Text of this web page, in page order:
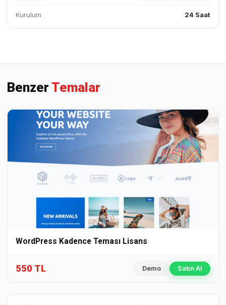
Kurulum 24 Saat
Benzer Temalar
WordPress Kadence Teması Lisans
550 TL Demo Satın Al